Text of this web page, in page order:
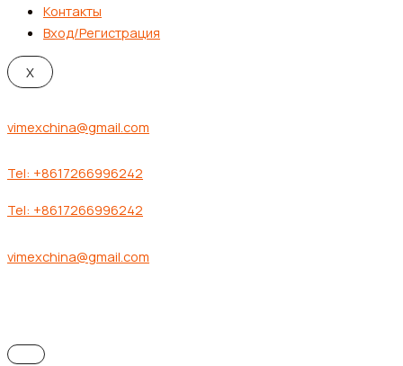
Контакты
Вход/Регистрация
X
vimexchina@gmail.com
Tel: +8617266996242
Tel: +8617266996242
vimexchina@gmail.com